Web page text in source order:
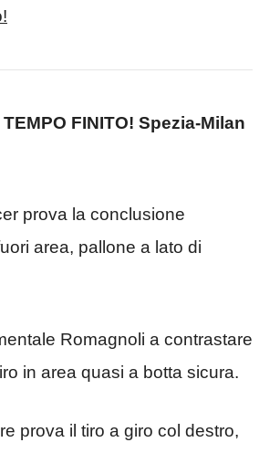
TEMPO FINITO! Spezia-Milan
prova la conclusione
area, pallone a lato di
Romagnoli a contrastare
in area quasi a botta sicura.
prova il tiro a giro col destro,